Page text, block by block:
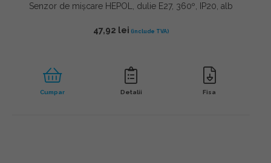
Senzor de mișcare HEPOL, dulie E27, 360º, IP20, alb
47,92 lei
Cumpar Detalii Fisa